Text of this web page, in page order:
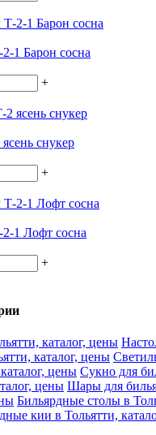
1 Барон сосна
+
снукер
+
1 Лофт сосна
+
каталог, цены
каталог, цены
цены Сукно для
цены Шары для
Бильярдные столы в
кии в Тольятти,